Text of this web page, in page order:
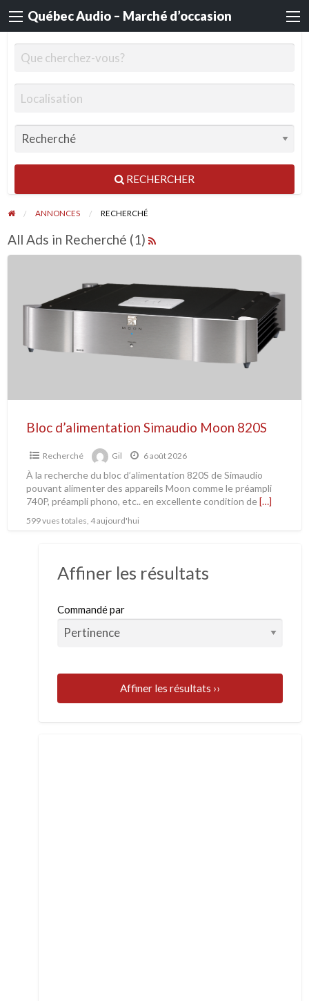
Québec Audio – Marché d’occasion
RECHERCHER
ANNONCES RECHERCHÉ
All Ads in Recherché (1)
Bloc d’alimentation Simaudio Moon 820S
Recherché Gil 6 août 2026
À la recherche du bloc d’alimentation 820S de Simaudio
pouvant alimenter des appareils Moon comme le préampli
740P, préampli phono, etc.. en excellente condition de[…]
599 vues totales, 4 aujourd'hui
Affiner les résultats
Commandé par
Affiner les résultats ››